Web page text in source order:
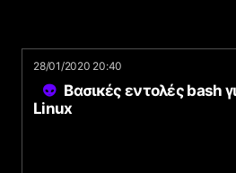
28/01/2020 20:40
Βασικές εντολές bash
Linux